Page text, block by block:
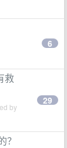
6
救
by
29
？